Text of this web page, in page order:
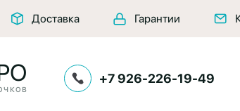
Доставка Гарантии
+7 926-226-19-49